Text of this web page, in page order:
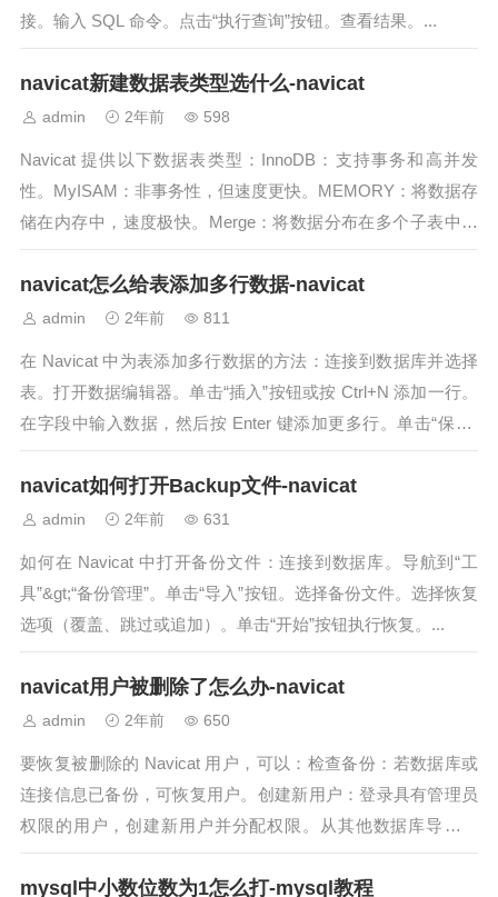
接。输入 SQL 命令。点击“执行查询”按钮。查看结果。...
navicat新建数据表类型选什么-navicat
admin 2年前 598
Navicat 提供以下数据表类型：InnoDB：支持事务和高并发
性。MyISAM：非事务性，但速度更快。MEMORY：将数据存
储在内存中，速度极快。Merge：将数据分布在多个子表中，
适用于海量数据...
navicat怎么给表添加多行数据-navicat
admin 2年前 811
在 Navicat 中为表添加多行数据的方法：连接到数据库并选择
表。打开数据编辑器。单击“插入”按钮或按 Ctrl+N 添加一行。
在字段中输入数据，然后按 Enter 键添加更多行。单击“保存”
保存更...
navicat如何打开Backup文件-navicat
admin 2年前 631
如何在 Navicat 中打开备份文件：连接到数据库。导航到“工
具”&gt;“备份管理”。单击“导入”按钮。选择备份文件。选择恢复
选项（覆盖、跳过或追加）。单击“开始”按钮执行恢复。...
navicat用户被删除了怎么办-navicat
admin 2年前 650
要恢复被删除的 Navicat 用户，可以：检查备份：若数据库或
连接信息已备份，可恢复用户。创建新用户：登录具有管理员
权限的用户，创建新用户并分配权限。从其他数据库导入用
户：将被删除的用户从其他数据库...
mysql中小数位数为1怎么打-mysql教程